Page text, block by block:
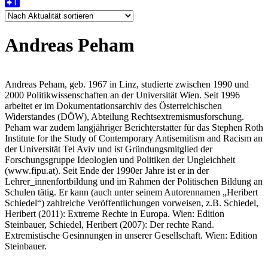
Andreas Peham
Andreas Peham, geb. 1967 in Linz, studierte zwischen 1990 und
2000 Politikwissenschaften an der Universität Wien. Seit 1996
arbeitet er im Dokumentationsarchiv des Österreichischen
Widerstandes (DÖW), Abteilung Rechtsextremismusforschung.
Peham war zudem langjähriger Berichterstatter für das Stephen Roth
Institute for the Study of Contemporary Antisemitism and Racism an
der Universität Tel Aviv und ist Gründungsmitglied der
Forschungsgruppe Ideologien und Politiken der Ungleichheit
(www.fipu.at). Seit Ende der 1990er Jahre ist er in der
Lehrer_innenfortbildung und im Rahmen der Politischen Bildung an
Schulen tätig. Er kann (auch unter seinem Autorennamen „Heribert
Schiedel“) zahlreiche Veröffentlichungen vorweisen, z.B. Schiedel,
Heribert (2011): Extreme Rechte in Europa. Wien: Edition
Steinbauer, Schiedel, Heribert (2007): Der rechte Rand.
Extremistische Gesinnungen in unserer Gesellschaft. Wien: Edition
Steinbauer.